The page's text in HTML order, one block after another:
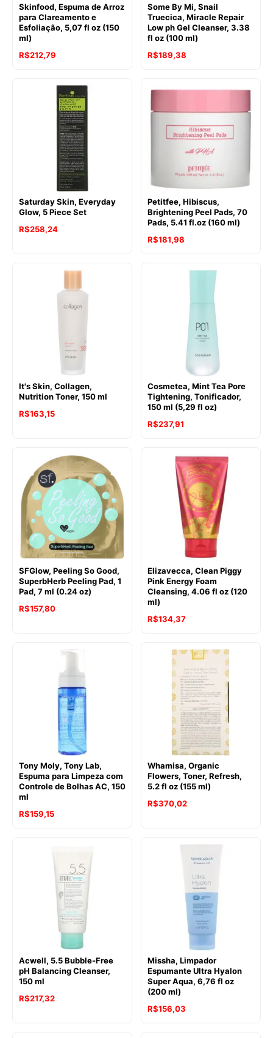
Skinfood, Espuma de Arroz
para Clareamento e
Esfoliação, 5,07 fl oz (150
ml)
R$212,79
Some By Mi, Snail
Truecica, Miracle Repair
Low ph Gel Cleanser, 3.38
fl oz (100 ml)
R$189,38
Saturday Skin, Everyday
Glow, 5 Piece Set
R$258,24
Petitfee, Hibiscus,
Brightening Peel Pads, 70
Pads, 5.41 fl.oz (160 ml)
R$181,98
It's Skin, Collagen,
Nutrition Toner, 150 ml
R$163,15
Cosmetea, Mint Tea Pore
Tightening, Tonificador,
150 ml (5,29 fl oz)
R$237,91
SFGlow, Peeling So Good,
SuperbHerb Peeling Pad, 1
Pad, 7 ml (0.24 oz)
R$157,80
Elizavecca, Clean Piggy
Pink Energy Foam
Cleansing, 4.06 fl oz (120
ml)
R$134,37
Tony Moly, Tony Lab,
Espuma para Limpeza com
Controle de Bolhas AC, 150
ml
R$159,15
Whamisa, Organic
Flowers, Toner, Refresh,
5.2 fl oz (155 ml)
R$370,02
Acwell, 5.5 Bubble-Free
pH Balancing Cleanser,
150 ml
R$217,32
Missha, Limpador
Espumante Ultra Hyalon
Super Aqua, 6,76 fl oz
(200 ml)
R$156,03